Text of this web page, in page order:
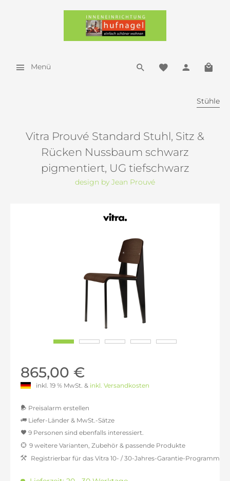
Menü
Stühle
Vitra Prouvé Standard Stuhl, Sitz &
Rücken Nussbaum schwarz
pigmentiert, UG tiefschwarz
design by Jean Prouvé
865,00 €
inkl. 19 % MwSt. & inkl. Versandkosten
Preisalarm erstellen
Liefer-Länder & MwSt.-Sätze
inkl. 16% MwSt.: 843,19 €
inkl. 20% MwSt.: 872,27 €
9 Personen sind ebenfalls interessiert.
9 weitere Varianten, Zubehör & passende Produkte
Registrierbar für das Vitra 10- / 30-Jahres-Garantie-Programm